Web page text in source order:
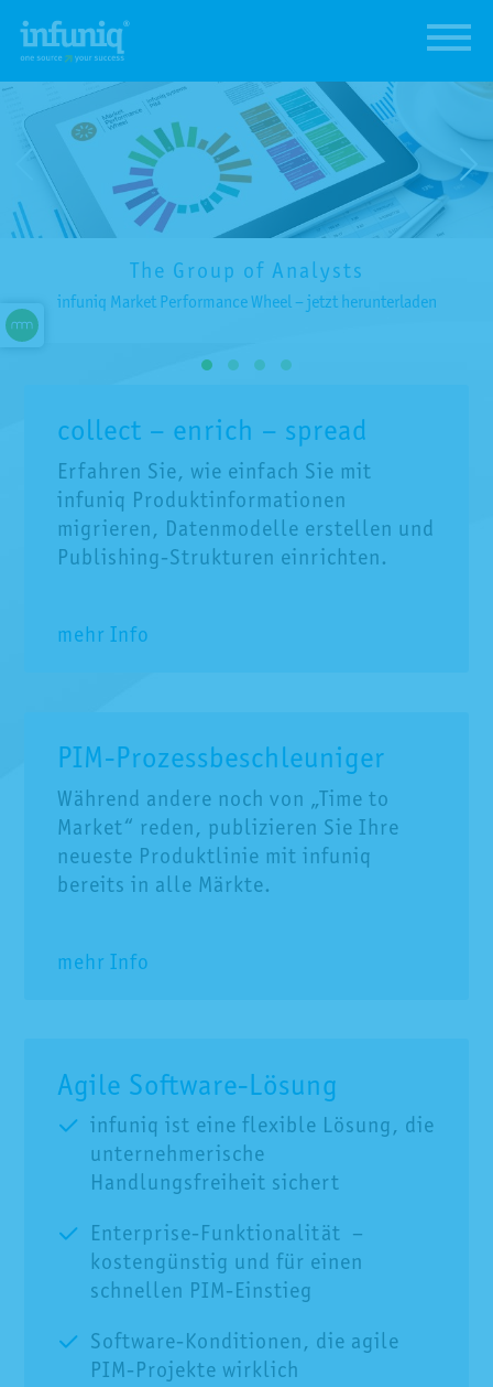
The Group of Analysts
infuniq Market Performance Wheel – jetzt herunterladen
collect – enrich – spread
Erfahren Sie, wie einfach Sie mit
infuniq Produktinformationen
migrieren, Datenmodelle erstellen und
Publishing-Strukturen einrichten.
mehr Info
PIM-Prozessbeschleuniger
Während andere noch von „Time to
Market“ reden, publizieren Sie Ihre
neueste Produktlinie mit infuniq
bereits in alle Märkte.
mehr Info
Agile Software-Lösung
infuniq ist eine flexible Lösung, die
unternehmerische
Handlungsfreiheit sichert
Enterprise-Funktionalität –
kostengünstig und für einen
schnellen PIM-Einstieg
Software-Konditionen, die agile
PIM-Projekte wirklich